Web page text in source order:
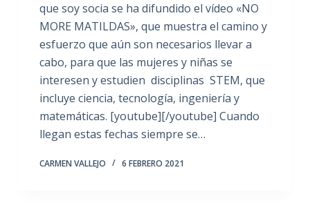
que soy socia se ha difundido el vídeo «NO
MORE MATILDAS», que muestra el camino y
esfuerzo que aún son necesarios llevar a
cabo, para que las mujeres y niñas se
interesen y estudien disciplinas STEM, que
incluye ciencia, tecnología, ingeniería y
matemáticas. [youtube][/youtube] Cuando
llegan estas fechas siempre se…
CARMEN VALLEJO 6 FEBRERO 2021